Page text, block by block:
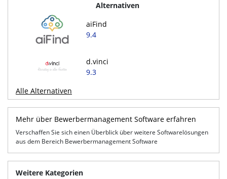
Alternativen
aiFind
9.4
d.vinci
9.3
Alle Alternativen
Mehr über Bewerbermanagement Software erfahren
Verschaffen Sie sich einen Überblick über weitere Softwarelösungen
aus dem Bereich Bewerbermanagement Software
Weitere Kategorien